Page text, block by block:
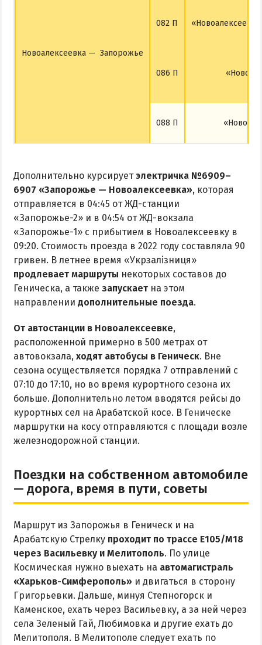
Новоалексеевка — Запорожье
082 П
086 П
088 П
Дополнительно курсируетэлектричка №6909–
6907 «Запорожье — Новоалексеевка», которая
отправляется в 04:45 от ЖД-станции
«Запорожье-2» и в 04:54 от ЖД-вокзала
«Запорожье-1» с прибытием в Новоалексеевку в
09:20. Стоимость проезда в 2022 году составляла 90
гривен. В летнее время «Укрзалізниця»
продлевает маршруты некоторых составов до
Геническа, а также запускает на этом
направлении дополнительные поезда.
От автостанции в Новоалексеевке,
расположенной примерно в 500 метрах от
автовокзала, ходят автобусы в Геническ. Вне
сезона осуществляется порядка 7 отправлений с
07:10 до 17:10, но во время курортного сезона их
больше. Дополнительно летом вводятся рейсы до
курортных сел на Арабатской косе. В Геническе
маршрутки на косу отправляются с площади возле
железнодорожной станции.
Поездки на собственном автомобиле
— дорога, время в пути, советы
Маршрут из Запорожья в Геническ и на
Арабатскую Стрелку проходит по трассе Е105/М18
через Васильевку и Мелитополь. По улице
Космическая нужно выехать на автомагистраль
«Харьков-Симферополь» и двигаться в сторону
Григорьевки. Дальше, минуя Степногорск и
Каменское, ехать через Васильевку, а за ней через
села Зеленый Гай, Любимовка и другие ехать до
Мелитополя. В Мелитополе следует ехать по